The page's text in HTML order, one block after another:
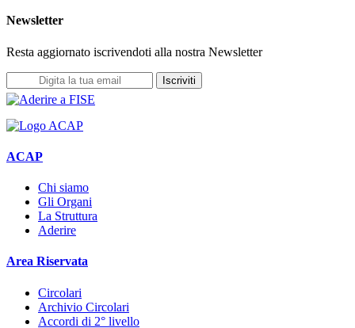
Newsletter
Resta aggiornato iscrivendoti alla nostra Newsletter
Iscriviti
ACAP
Chi siamo
Gli Organi
La Struttura
Aderire
Area Riservata
Circolari
Archivio Circolari
Accordi di 2° livello